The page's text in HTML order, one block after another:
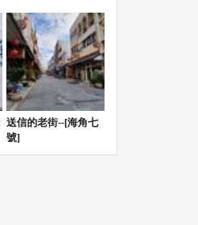
送信的老街--[海角七
號]